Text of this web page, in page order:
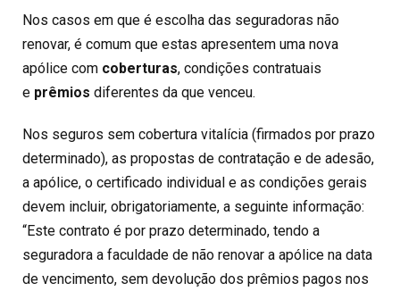
Nos casos em que é escolha das seguradoras não
renovar, é comum que estas apresentem uma nova
apólice com coberturas, condições contratuais
e prêmios diferentes da que venceu.
Nos seguros sem cobertura vitalícia (firmados por prazo
determinado), as propostas de contratação e de adesão,
a apólice, o certificado individual e as condições gerais
devem incluir, obrigatoriamente, a seguinte informação:
“Este contrato é por prazo determinado, tendo a
seguradora a faculdade de não renovar a apólice na data
de vencimento, sem devolução dos prêmios pagos nos